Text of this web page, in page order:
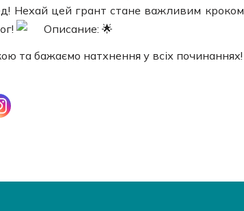
Нехай цей грант стане важливим кроком
та бажаємо натхнення у всіх починаннях!